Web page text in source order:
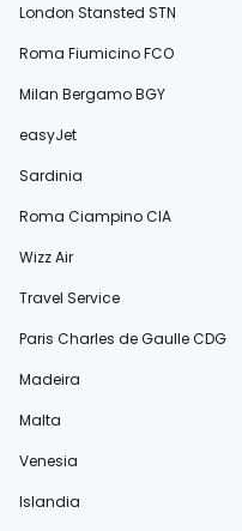
London Stansted STN
Roma Fiumicino FCO
Milan Bergamo BGY
easyJet
Sardinia
Roma Ciampino CIA
Wizz Air
Travel Service
Paris Charles de Gaulle CDG
Madeira
Malta
Venesia
Islandia